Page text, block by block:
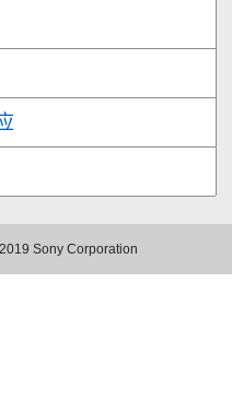
Sony Corporation